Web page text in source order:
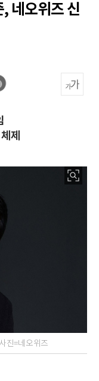
네오위즈 신
제
진=네오위즈